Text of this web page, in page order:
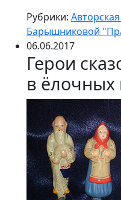
Рубрики:
Барышниковой
06.06.2017
Герои
в ёлочных